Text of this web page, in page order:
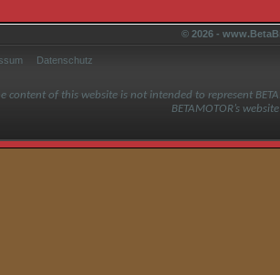
© 2026 -
Datenschutz
content of this website is not intended to represent
BETAMOTOR’s